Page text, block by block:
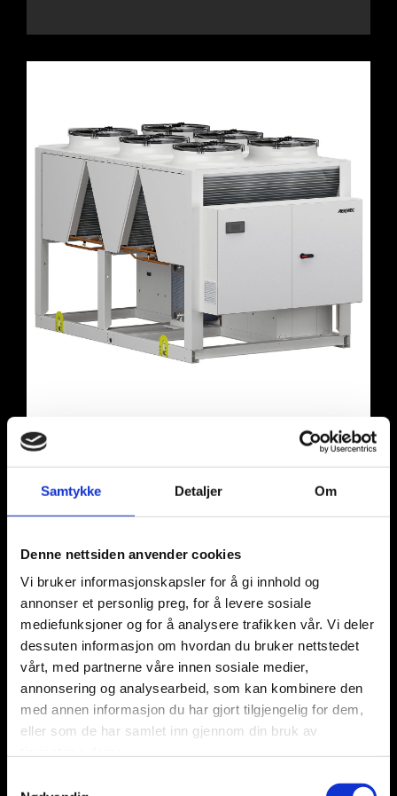
Samtykke Detaljer Om
Denne nettsiden anvender cookies
Vi bruker informasjonskapsler for å gi innhold og
annonser et personlig preg, for å levere sosiale
mediefunksjoner og for å analysere trafikken vår. Vi deler
dessuten informasjon om hvordan du bruker nettstedet
vårt, med partnerne våre innen sosiale medier,
annonsering og analysearbeid, som kan kombinere den
med annen informasjon du har gjort tilgjengelig for dem,
eller som de har samlet inn gjennom din bruk av
Våre kjøleteknikere har, med sine mange
arbeidsmiljø.
Kjøleavdelingen leverer og monterer alt
fra isvannmaskiner, tørrkjølere til mindre
DX-Splitter og plugin maskiner til kjøl og
frys.
Vi utfører service, vedlikehold og F-gass
lekkasjesøking på alt fra små plugin
systemer til store skruekompressorer for
våre næringskunder.
Klimaservice Oslo AS levere kun produkter